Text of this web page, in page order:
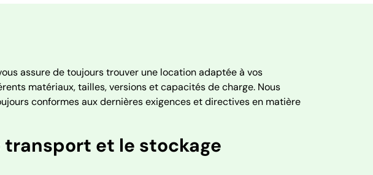
assure de toujours trouver une location adaptée à vos
matériaux, tailles, versions et capacités de charge. Nous
conformes aux dernières exigences et directives en matière
transport et le stockage